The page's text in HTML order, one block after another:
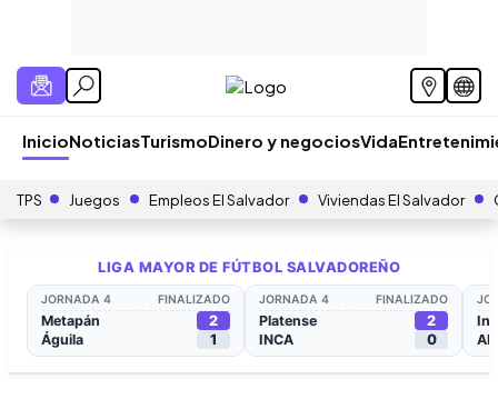
InicioNoticiasTurismoDinero y negociosVida
TPS Juegos Empleos El Salvador Viviendas El Salvador